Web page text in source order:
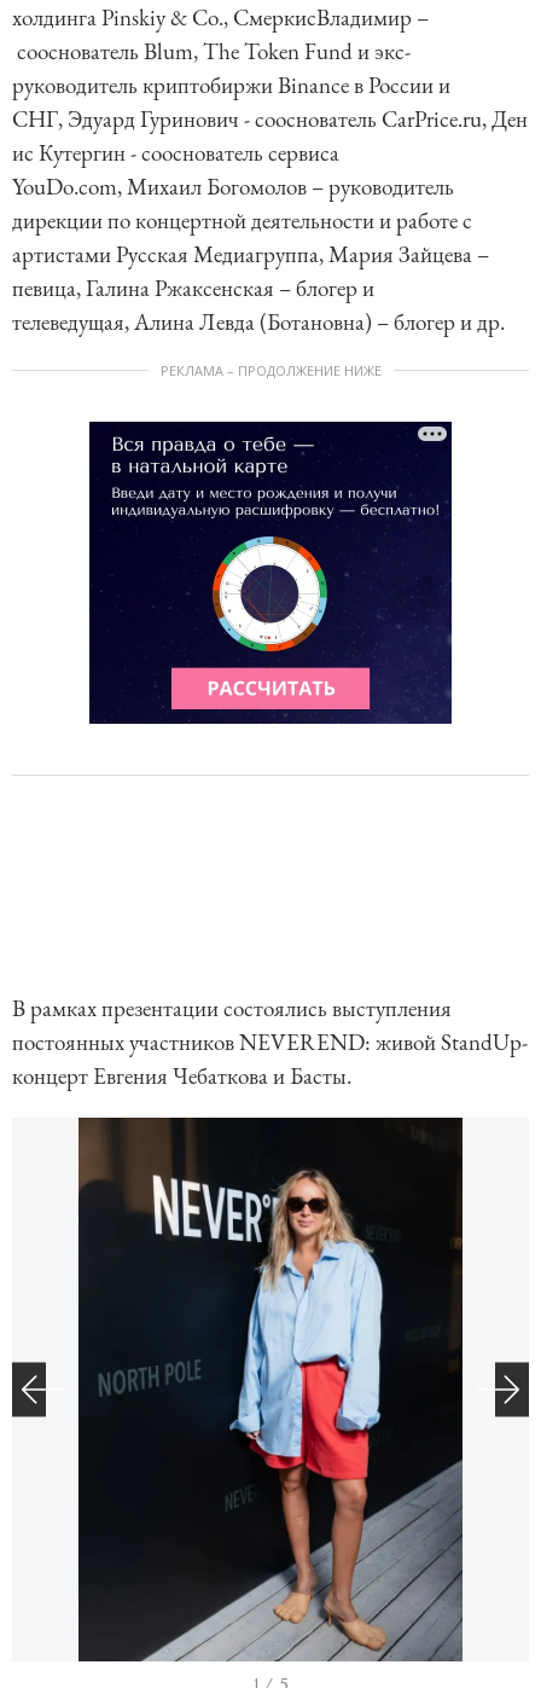
холдинга Pinskiy & Co., СмеркисВладимир –
сооснователь Blum, The Token Fund и экс-
руководитель криптобиржи Binance в России и
СНГ, Эдуард Гуринович - сооснователь CarPrice.ru, Ден
ис Кутергин - сооснователь сервиса
YouDo.com, Михаил Богомолов – руководитель
дирекции по концертной деятельности и работе с
артистами Русская Медиагруппа, Мария Зайцева –
певица, Галина Ржаксенская – блогер и
телеведущая, Алина Левда (Ботановна) – блогер и др.
РЕКЛАМА – ПРОДОЛЖЕНИЕ НИЖЕ
В рамках презентации состоялись выступления
постоянных участников NEVEREND: живой StandUp-
концерт Евгения Чебаткова и Басты.